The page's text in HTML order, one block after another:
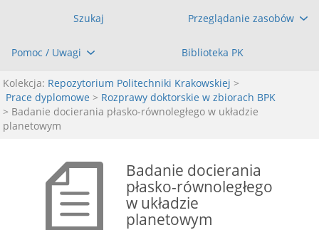
Szukaj Przeglądanie zasobów
Pomoc / Uwagi Biblioteka PK
Kolekcja: Repozytorium Politechniki Krakowskiej >
Prace dyplomowe > Rozprawy doktorskie w zbiorach BPK
> Badanie docierania płasko-równoległego w układzie
planetowym
Badanie docierania
płasko-równoległego
w układzie
planetowym